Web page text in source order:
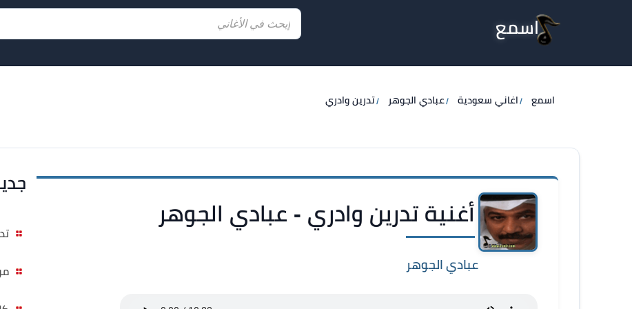
اسمع
اسمع اغاني سعودية عبادي الجوهر تدرين وادري
أغنية تدرين وادري - عبادي الجوهر
عبادي الجوهر